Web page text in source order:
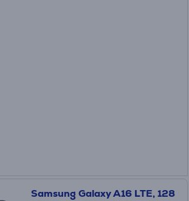
Samsung Galaxy A16 LTE, 128